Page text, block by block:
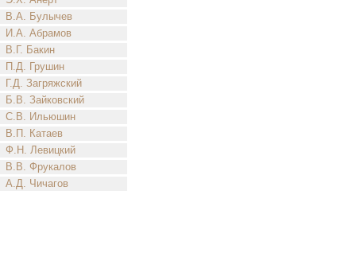
В.А. Булычев
И.А. Абрамов
В.Г. Бакин
П.Д. Грушин
Г.Д. Загряжский
Б.В. Зайковский
С.В. Ильюшин
В.П. Катаев
Ф.Н. Левицкий
В.В. Фрукалов
А.Д. Чичагов